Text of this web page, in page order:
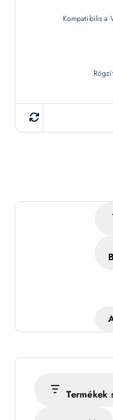
Kompatibilis a
Termékek